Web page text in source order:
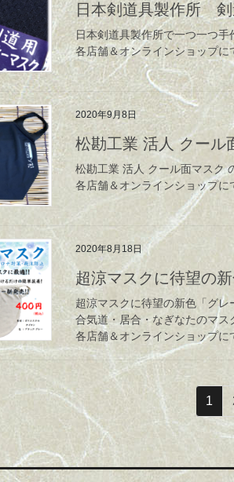
日本剣道具製作所 剣
日本剣道具製作所で一つ一つ
各店舗＆オンラインショップに
2020年9月8日
松勘工業 活人 クール
松勘工業 活人 クール面マスク
各店舗＆オンラインショップに
2020年8月18日
超涼マスクに待望の
超涼マスクに待望の新色「グレ
合気道・居合・なぎなたのマス
各店舗＆オンラインショップに
固
定
1